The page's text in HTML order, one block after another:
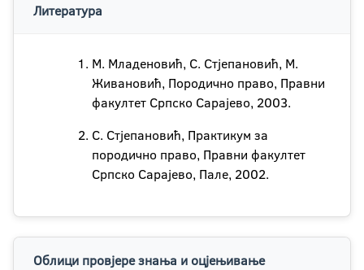
Литература
М. Младеновић, С. Стјепановић, М.
Живановић, Породично право, Правни
факултет Српско Сарајево, 2003.
С. Стјепановић, Практикум за
породично право, Правни факултет
Српско Сарајево, Пале, 2002.
Облици провјере знања и оцјењивање